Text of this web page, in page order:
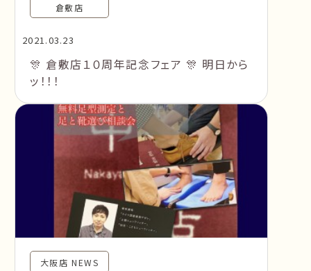
倉敷店
2021.03.23
🎊 倉敷店１０周年記念フェア 🎊 明日から
ッ！！！
大阪店 NEWS